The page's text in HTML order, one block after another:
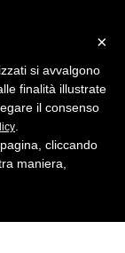
ASSORTITE
×
si avvalgono
finalità illustrate
il consenso
cliccando
maniera,